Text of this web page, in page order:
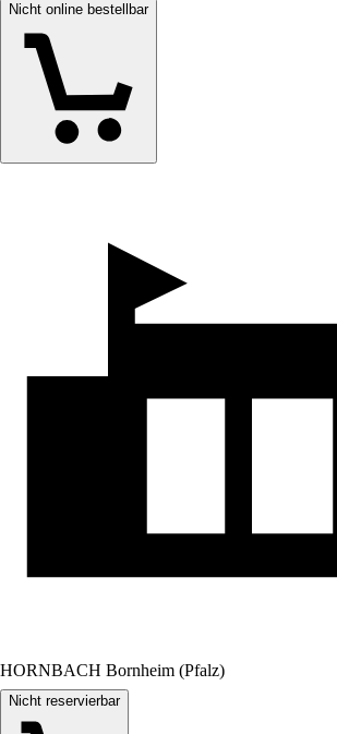
Nicht online bestellbar
HORNBACH Bornheim (Pfalz)
Nicht reservierbar